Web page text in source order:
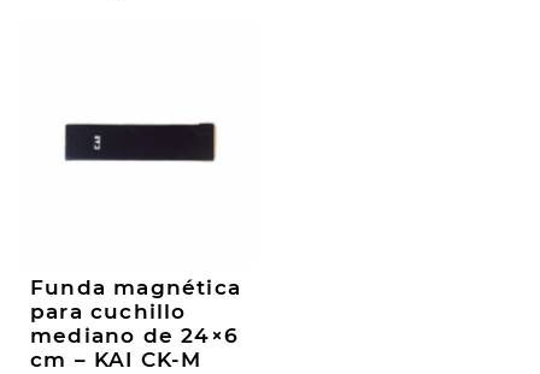
Funda magnética
para cuchillo
mediano de 24×6
cm – KAI CK-M